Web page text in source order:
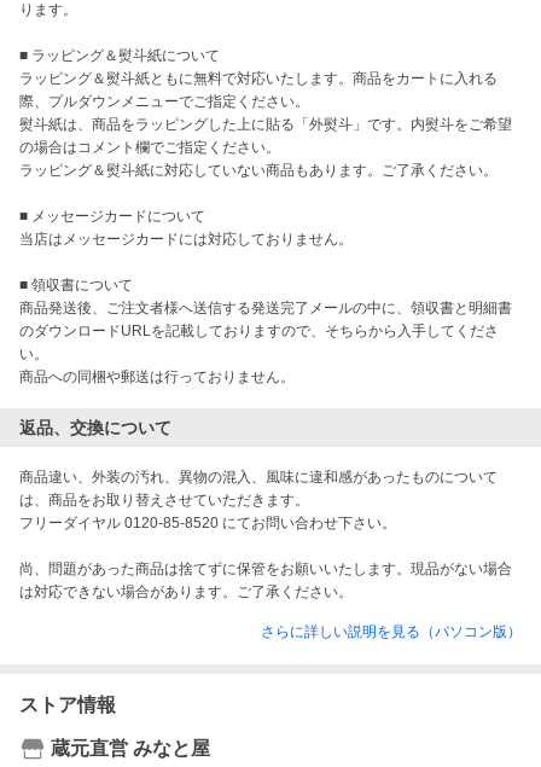
ります。
■ ラッピング＆熨斗紙について
ラッピング＆熨斗紙ともに無料で対応いたします。商品をカートに入れる
際、プルダウンメニューでご指定ください。
熨斗紙は、商品をラッピングした上に貼る「外熨斗」です。内熨斗をご希望
の場合はコメント欄でご指定ください。
ラッピング＆熨斗紙に対応していない商品もあります。ご了承ください。
■ メッセージカードについて
当店はメッセージカードには対応しておりません。
■ 領収書について
商品発送後、ご注文者様へ送信する発送完了メールの中に、領収書と明細書
のダウンロードURLを記載しておりますので、そちらから入手してくださ
い。
商品への同梱や郵送は行っておりません。
返品、交換について
商品違い、外装の汚れ、異物の混入、風味に違和感があったものについて
は、商品をお取り替えさせていただきます。
フリーダイヤル 0120-85-8520 にてお問い合わせ下さい。
尚、問題があった商品は捨てずに保管をお願いいたします。現品がない場合
は対応できない場合があります。ご了承ください。
さらに詳しい説明を見る（パソコン版）
ストア情報
蔵元直営 みなと屋